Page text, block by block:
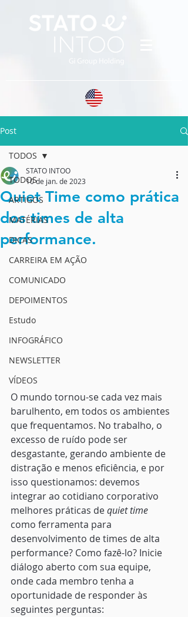
Post
TODOS
ARTIGOS
MATÉRIAS
DICAS
CARREIRA EM AÇÃO
COMUNICADO
DEPOIMENTOS
Estudo
INFOGRÁFICO
NEWSLETTER
VÍDEOS
TODOS
Quiet Time como prática
dos times de alta
performance.
STATO INTOO
10 de jan. de 2023
O mundo tornou-se cada vez mais
barulhento, em todos os ambientes
que frequentamos. No trabalho, o
excesso de ruído pode ser
desgastante, gerando ambiente de
distração e menos eficiência, e por
isso questionamos: devemos
integrar ao cotidiano corporativo
melhores práticas de quiet time
como ferramenta para
desenvolvimento de times de alta
performance? Como fazê-lo? Inicie
diálogo aberto com sua equipe,
onde cada membro tenha a
oportunidade de responder às
seguintes perguntas: